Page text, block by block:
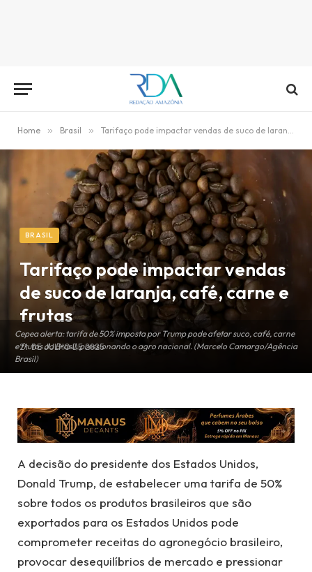
Home » Brasil » Tarifaço pode impactar vendas de suco de laranja, café, carne e frutas
Cepea alerta: tarifa de 50% imposta por Trump pode afetar suco, café, carne
e frutas do Brasil, pressionando o agro nacional. (Marcelo Camargo/Agência
Brasil)
BRASIL
Tarifaço pode impactar vendas
de suco de laranja, café, carne e
frutas
21 DE JULHO DE 2025
A decisão do presidente dos Estados Unidos,
Donald Trump, de estabelecer uma tarifa de 50%
sobre todos os produtos brasileiros que são
exportados para os Estados Unidos pode
comprometer receitas do agronegócio brasileiro,
provocar desequilíbrios de mercado e pressionar